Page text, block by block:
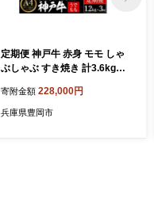
定期便 神戸牛 赤身 モモ しゃ
ぶしゃぶ すき焼き 計3.6kg
届け / A4ランク以上 しゃぶ
しゃぶ用 すき焼き用 牛肉 ス
寄附金額 228,000円
兵庫県豊岡市